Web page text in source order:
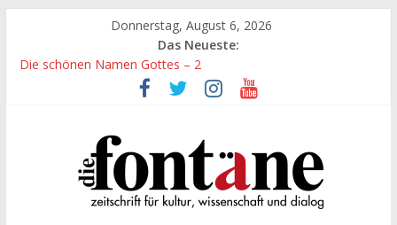
springen
Donnerstag, August 6, 2026
Das Neueste:
Die schönen Namen Gottes – 2
Werte, denen größte Sorgfalt entgegengebracht werden muss
Die schönen Namen Gottes
„Kind“ seiner Zeit sein